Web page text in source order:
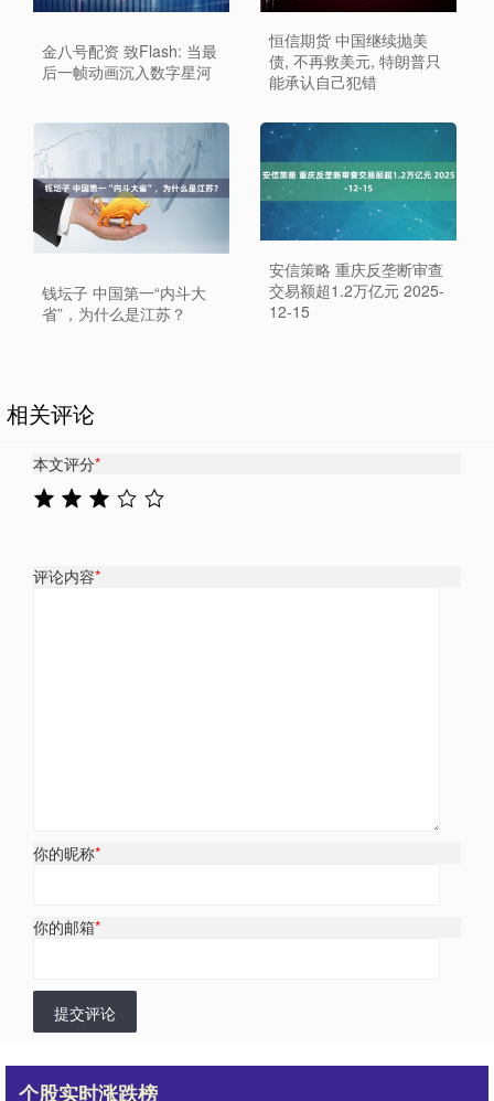
金八号配资 致Flash: 当最
后一帧动画沉入数字星河
恒信期货 中国继续抛美
债, 不再救美元, 特朗普只
能承认自己犯错
钱坛子 中国第一“内斗大
省”，为什么是江苏？
安信策略 重庆反垄断审查
交易额超1.2万亿元 2025-
12-15
相关评论
本文评分*
评论内容*
你的昵称*
你的邮箱*
提交评论
个股实时涨跌榜